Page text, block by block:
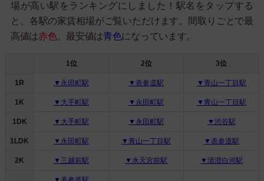
場が高い駅をランキングにしました！駅名をタップする
と、各駅の家賃相場がご覧いただけます。間取りごとで最
高値は赤色、最安値は青色になっています。
1位 2位 3位
1R ▼永田町駅 ▼表参道駅 ▼青山一丁目駅
1K ▼大手町駅 ▼永田町駅 ▼青山一丁目駅
1DK ▼大手町駅 ▼永田町駅 ▼渋谷駅
1LDK ▼永田町駅 ▼青山一丁目駅 ▼表参道駅
2K ▼三越前駅 ▼水天宮前駅 ▼清澄白河駅